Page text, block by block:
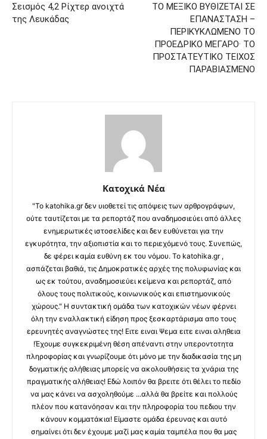
Σεισμός 4,2 Ρίχτερ ανοιχτά
της Λευκάδας
ΤΟ ΜΕΞΙΚΟ ΒΥΘΙΖΕΤΑΙ ΣΕ
ΕΠΑΝΑΣΤΑΣΗ –
ΠΕΡΙΚΥΚΛΩΜΕΝΟ ΤΟ
ΠΡΟΕΔΡΙΚΟ ΜΕΓΑΡΟ· ΤΟ
ΠΡΟΣΤΑΤΕΥΤΙΚΟ ΤΕΙΧΟΣ
ΠΑΡΑΒΙΑΣΜΕΝΟ
Κατοχικά Νέα
"Το katohika.gr δεν υιοθετεί τις απόψεις των αρθρογράφων,
ούτε ταυτίζεται με τα ρεπορτάζ που αναδημοσιεύει από άλλες
ενημερωτικές ιστοσελίδες και δεν ευθύνεται για την
εγκυρότητα, την αξιοπιστία και το περιεχόμενό τους. Συνεπώς,
δε φέρει καμία ευθύνη εκ του νόμου. Το katohika.gr ,
ασπάζεται βαθιά, τις Δημοκρατικές αρχές της πολυφωνίας και
ως εκ τούτου, αναδημοσιεύει κείμενα και ρεπορτάζ, από
όλους τους πολιτικούς, κοινωνικούς και επιστημονικούς
χώρους." Η συντακτική ομάδα των κατοχικών νέων φέρνει
όλη την εναλλακτική είδηση προς ξεσκαρτάρισμα απο τους
ερευνητές αναγνώστες της! Ειτε ειναι Ψεμα ειτε ειναι αληθεια
!Έχουμε συγκεκριμένη θέση απέναντι στην υπεροντοτητα
πληροφορίας και γνωρίζουμε ότι μόνο με την διαδικασία της μη
δογματικής αλήθειας μπορείς να ακολουθήσεις τα χνάρια της
πραγματικής αλήθειας! Εδώ λοιπόν θα βρειτε ότι θέλει το πεδίο
να μας κάνει να ασχοληθούμε ...αλλά θα βρείτε και πολλούς
πλέον που κατανόησαν και την πληροφορία του πεδιου την
κάνουν κομματάκια! Είμαστε ομάδα έρευνας και αυτό
σημαίνει ότι δεν έχουμε μαζί μας καμία ταμπέλα που θα μας